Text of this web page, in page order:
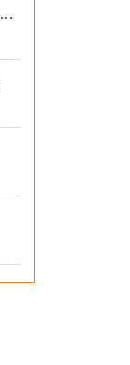
物位仪表在工业生产中的液位与料位测量应用